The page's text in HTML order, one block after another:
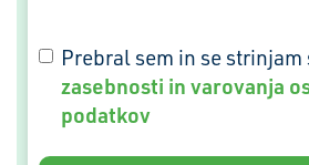
GDPR
Prebral sem in se strinjam
zasebnosti in varovanja
podatkov